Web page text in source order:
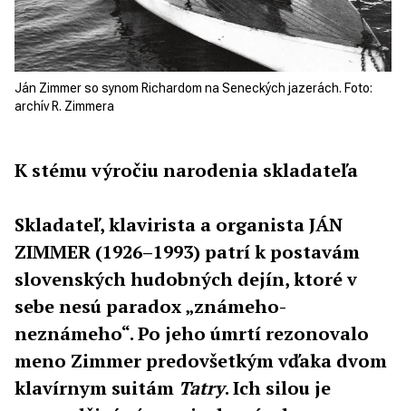
Ján Zimmer so synom Richardom na Seneckých jazerách. Foto:
archív R. Zimmera
K stému výročiu narodenia skladateľa
Skladateľ, klavirista a organista JÁN
ZIMMER (1926–1993) patrí k postavám
slovenských hudobných dejín, ktoré v
sebe nesú paradox „známeho-
neznámeho“. Po jeho úmrtí rezonovalo
meno Zimmer predovšetkým vďaka dvom
klavírnym suitám Tatry. Ich silou je